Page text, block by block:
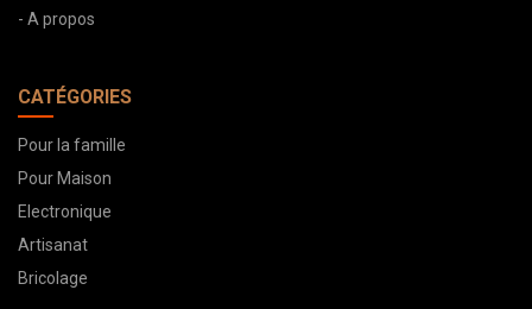
- A propos
CATÉGORIES
Pour la famille
Pour Maison
Electronique
Artisanat
Bricolage